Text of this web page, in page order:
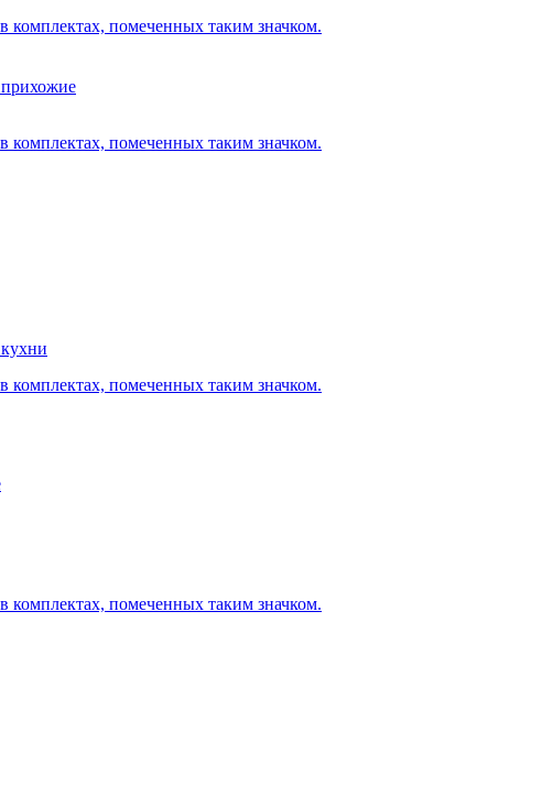
помеченных таким значком.
помеченных таким значком.
помеченных таким значком.
помеченных таким значком.